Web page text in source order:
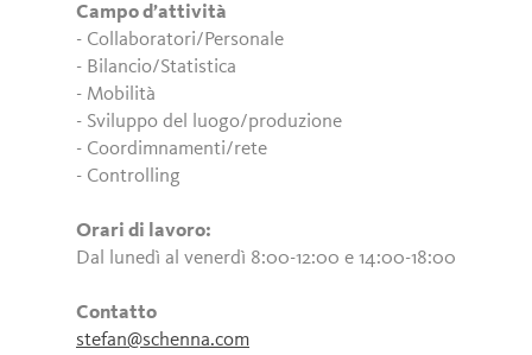
Campo d’attività
- Collaboratori/Personale
- Bilancio/Statistica
- Mobilità
- Sviluppo del luogo/produzione
- Coordimnamenti/rete
- Controlling
Orari di lavoro:
Dal lunedì al venerdì 8:00-12:00 e 14:00-18:00
Contatto
stefan@schenna.com